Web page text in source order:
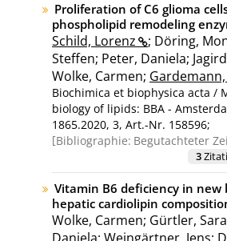
Proliferation of C6 glioma
phospholipid remodeling
Schild, Lorenz
; Döring,
Steffen; Peter, Daniela;
Wolke, Carmen; Gardemann,
Biochimica et biophysica acta /
biology of lipids: BBA -
1865.2020, 3, Art.-Nr. 158596;
Bibliographie: Begutachteter
3
Vitamin B6 deficiency in new
hepatic cardiolipin
Wolke, Carmen; Gürtler,